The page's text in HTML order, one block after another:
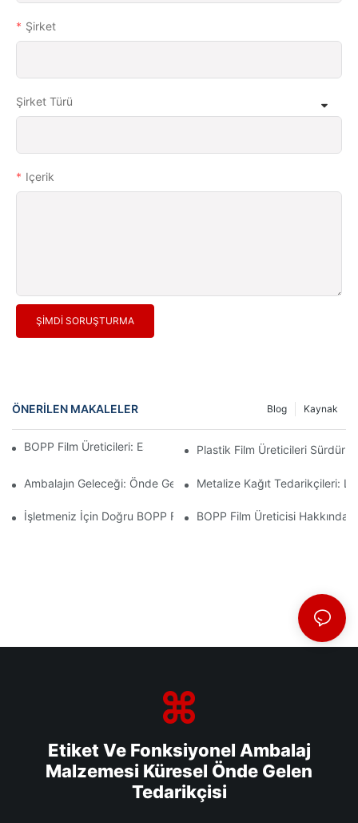
Şirket
Şirket Türü
Içerik
ŞIMDI SORUŞTURMA
ÖNERILEN MAKALELER Kaynak
Blog
BOPP Film Üreticileri: Esnek Ambalajın Omurgası
Plastik Film Üreticileri
Ambalajın Geleceği: Önde Gelen Malzeme Üreticilerinden Elde
Metalize Kağıt Tedarikçileri:
İşletmeniz İçin Doğru BOPP Film Tedarikçisini Seçmenin Önemi
BOPP Film Üreticisi Hakkında
Etiket Ve Fonksiyonel Ambalaj
Malzemesi Küresel Önde Gelen
Tedarikçisi